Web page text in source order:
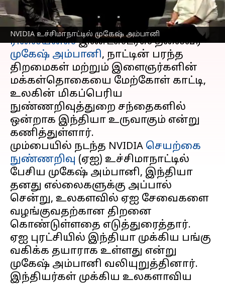
NVIDIA உச்சிமாநாட்டில் முகேஷ் அம்பானி
செய்தி முன்னோட்டம்
ரிலையன்ஸ்இண்டஸ்ட்ரீஸ் தலைவர்
முகேஷ் அம்பானி, நாட்டின் பரந்த
திறமைகள் மற்றும் இளைஞர்களின்
மக்கள்தொகையை மேற்கோள் காட்டி,
உலகின் மிகப்பெரிய
நுண்ணறிவுத்துறை சந்தைகளில்
ஒன்றாக இந்தியா உருவாகும் என்று
கணித்துள்ளார்.
மும்பையில் நடந்த NVIDIA செயற்கை
நுண்ணறிவு (ஏஐ) உச்சிமாநாட்டில்
பேசிய முகேஷ் அம்பானி, இந்தியா
தனது எல்லைகளுக்கு அப்பால்
சென்று, உலகளவில் ஏஐ சேவைகளை
வழங்குவதற்கான திறனை
கொண்டுள்ளதை எடுத்துரைத்தார்.
ஏஐ புரட்சியில் இந்தியா முக்கிய பங்கு
வகிக்க தயாராக உள்ளது என்று
முகேஷ் அம்பானி வலியுறுத்தினார்.
இந்தியர்கள் முக்கிய உலகளாவிய